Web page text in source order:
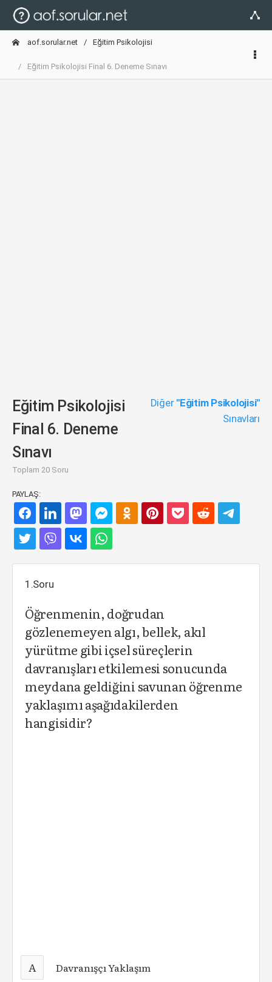
aof.sorular.net Eğitim Psikolojisi
Eğitim Psikolojisi Final 6. Deneme Sınavı
Eğitim Psikolojisi
Final 6. Deneme
Sınavı
Toplam 20 Soru
Diğer "Eğitim Psikolojisi"
Sınavları
PAYLAŞ:
1.Soru
Öğrenmenin, doğrudan
gözlenemeyen algı, bellek, akıl
yürütme gibi içsel süreçlerin
davranışları etkilemesi sonucunda
meydana geldiğini savunan öğrenme
yaklaşımı aşağıdakilerden
hangisidir?
A Davranışçı Yaklaşım